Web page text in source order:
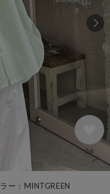
ー：MINTGREEN
56